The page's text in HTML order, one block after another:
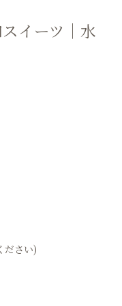
イーツ｜水
ださい)